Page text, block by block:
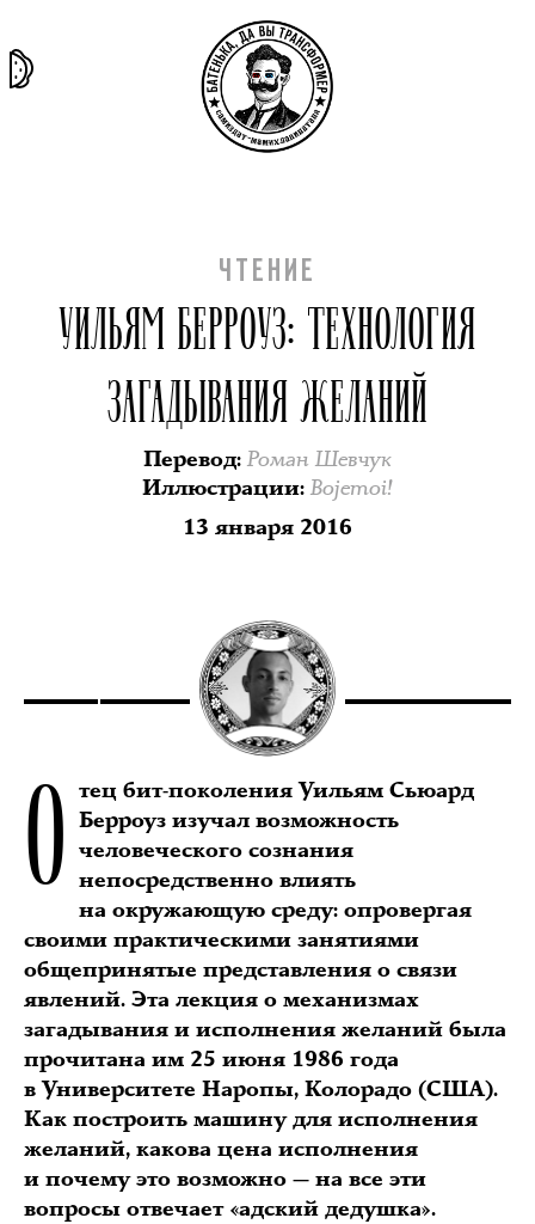
ЧТЕНИЕ
УИЛЬЯМ БЕРРОУЗ: ТЕХНОЛОГИЯ
ЗАГАДЫВАНИЯ ЖЕЛАНИЙ
Перевод: Роман Шевчук
Иллюстрации: Bojemoi!
13 января 2016
О тец бит-поколения Уильям Сьюард
Берроуз изучал возможность
человеческого сознания
непосредственно влиять
на окружающую среду: опровергая
своими практическими занятиями
общепринятые представления о связи
явлений. Эта лекция о механизмах
загадывания и исполнения желаний была
прочитана им 25 июня 1986 года
в Университете Наропы, Колорадо (США).
Как построить машину для исполнения
желаний, какова цена исполнения
и почему это возможно — на все эти
вопросы отвечает «адский дедушка».